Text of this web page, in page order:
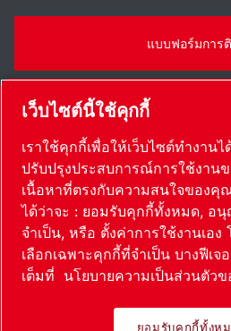
แบบฟอร์มการ
แผนผังเว็บไซต์ตั้งค่าการใช้งานเ
Thailand /
เว็บไซต์นี้ใช้คุกกี้
เราใช้คุกกี้เพื่อให้เว็บไซต์ทำงาน
ปรับปรุงประสบการณ์การใช้งาน
เนื้อหาที่ตรงกับความสนใจของคุ
ได้ว่าจะ : ยอมรับคุกกี้ทั้งหมด, อ
จำเป็น, หรือ ตั้งค่าการใช้งานเอ
เลือกเฉพาะคุกกี้ที่จำเป็น บางฟีเจ
เต็มที่ นโยบายความเป็นส่วนตัวข
ยอมรับคุกกี้ทั้งห